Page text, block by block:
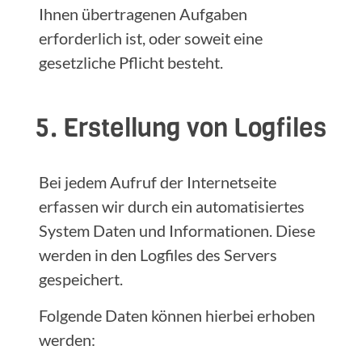
Ihnen übertragenen Aufgaben
erforderlich ist, oder soweit eine
gesetzliche Pflicht besteht.
5. Erstellung von Logfiles
Bei jedem Aufruf der Internetseite
erfassen wir durch ein automatisiertes
System Daten und Informationen. Diese
werden in den Logfiles des Servers
gespeichert.
Folgende Daten können hierbei erhoben
werden: